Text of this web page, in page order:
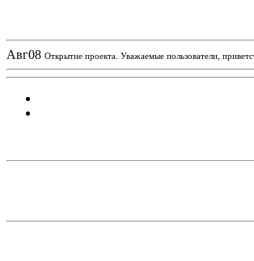
Авг08 Открытие проекта. Уважаемые пользователи,